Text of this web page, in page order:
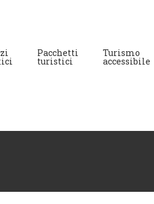
Pacchetti
turistici
Turismo
accessibile